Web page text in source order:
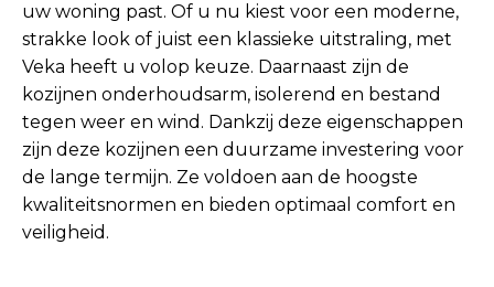
uw woning past. Of u nu kiest voor een moderne,
strakke look of juist een klassieke uitstraling, met
Veka heeft u volop keuze. Daarnaast zijn de
kozijnen onderhoudsarm, isolerend en bestand
tegen weer en wind. Dankzij deze eigenschappen
zijn deze kozijnen een duurzame investering voor
de lange termijn. Ze voldoen aan de hoogste
kwaliteitsnormen en bieden optimaal comfort en
veiligheid.